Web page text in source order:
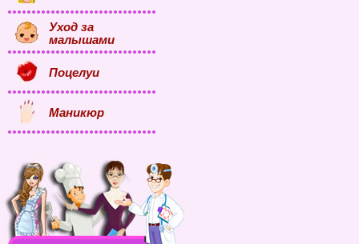
Уход за
малышами
Поцелуи
Маникюр